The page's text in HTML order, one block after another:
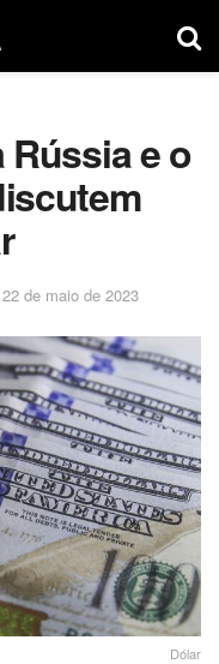
e o
22 de maio de 2023
Dólar